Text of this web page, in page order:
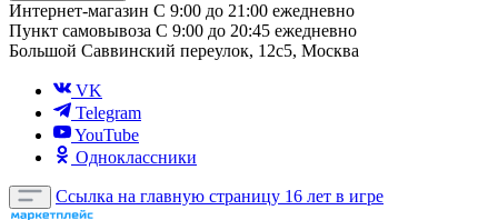
Интернет-магазин С 9:00 до 21:00 ежедневно
Пункт самовывоза С 9:00 до 20:45 ежедневно
Большой Саввинский переулок, 12с5, Москва
VK
Telegram
YouTube
Одноклассники
Ссылка на главную страницу 16 лет в игре